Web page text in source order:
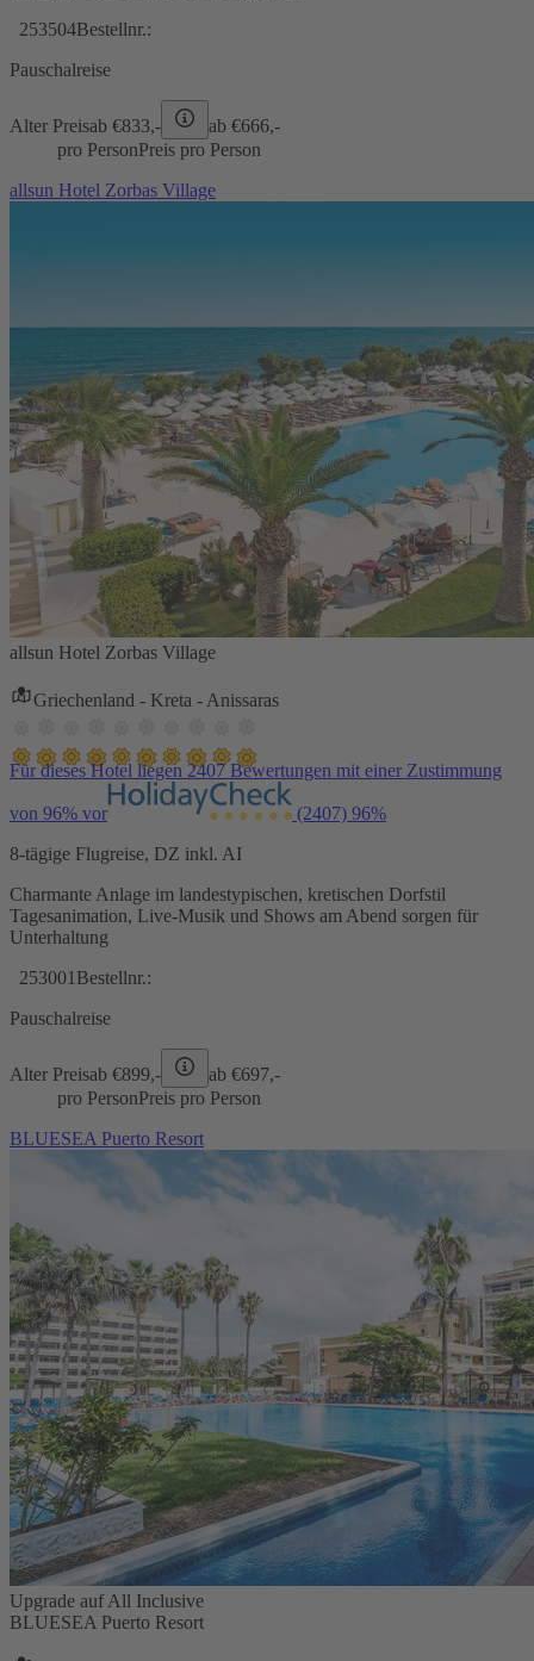
253504Bestellnr.:
Pauschalreise
Alter Preisab €833,- ab €666,-
pro PersonPreis pro Person
allsun Hotel Zorbas Village
allsun Hotel Zorbas Village
Griechenland - Kreta - Anissaras
Für dieses Hotel liegen 2407 Bewertungen mit einer Zustimmung
von 96% vor (2407) 96%
8-tägige Flugreise, DZ inkl. AI
Charmante Anlage im landestypischen, kretischen Dorfstil
Tagesanimation, Live-Musik und Shows am Abend sorgen für
Unterhaltung
253001 Bestellnr.:
Pauschalreise
Alter Preisab €899,- ab €697,-
pro PersonPreis pro Person
BLUESEA Puerto Resort
Upgrade auf All Inclusive
BLUESEA Puerto Resort